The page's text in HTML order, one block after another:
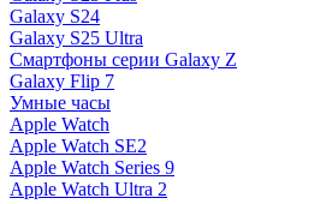
Galaxy S24
Galaxy S25 Ultra
Смартфоны серии Galaxy Z
Galaxy Flip 7
Умные часы
Apple Watch
Apple Watch SE2
Apple Watch Series 9
Apple Watch Ultra 2